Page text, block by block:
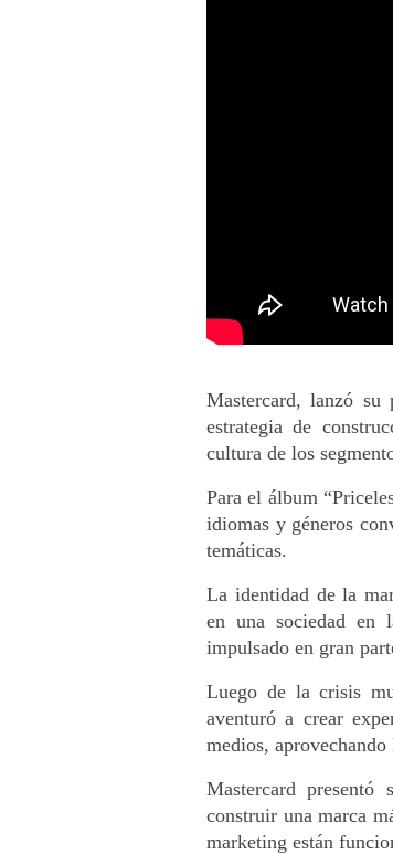
Mastercard, lanzó su
estrategia de
cultura de los
Para el álbum
idiomas y géneros
temáticas.
La identidad de la
en una sociedad en
impulsado en gran
Luego de la crisis
aventuró a crear
medios,
Mastercard
construir una marca
marketing están